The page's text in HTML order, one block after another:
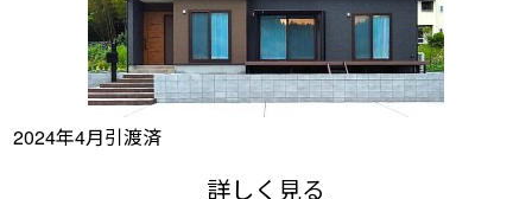
2024年4月引渡済